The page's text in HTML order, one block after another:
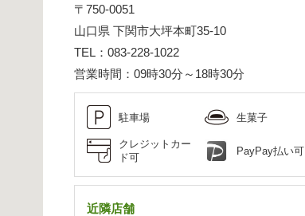
〒750-0051
山口県 下関市大坪本町35-10
TEL：083-228-1022
営業時間：09時30分～18時30分
駐車場 生菓子
クレジットカー
ド可
PayPay払い可
近隣店舗